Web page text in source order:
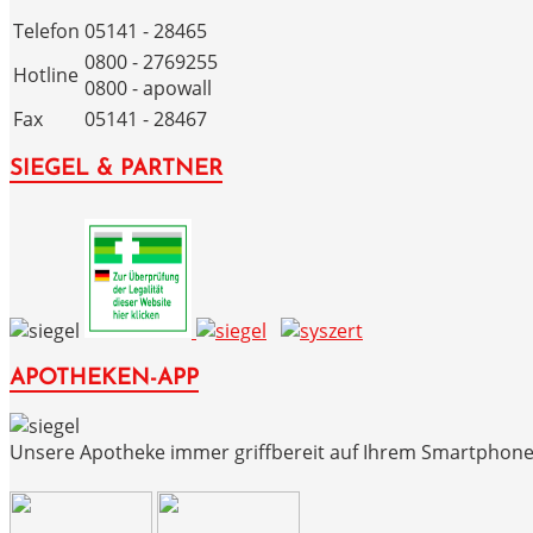
Telefon 05141 - 28465
Hotline 0800 - 2769255
0800 - apowall
Fax
05141 - 28467
SIEGEL & PARTNER
APOTHEKEN-APP
Unsere Apotheke immer griffbereit auf Ihrem